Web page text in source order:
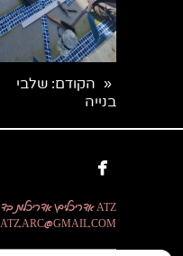
« הקודם: שלבי
בנייה

ATZ אדריכלים\ אדריכלות בדרום \ 050-8381687 \ 054-7987565 \
ATZ.ARC@GMAIL.COM